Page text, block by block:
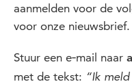
aanmelden voor de
voor onze nieuwsbrief.
Stuur een e‑mail naar
met de tekst: “Ik